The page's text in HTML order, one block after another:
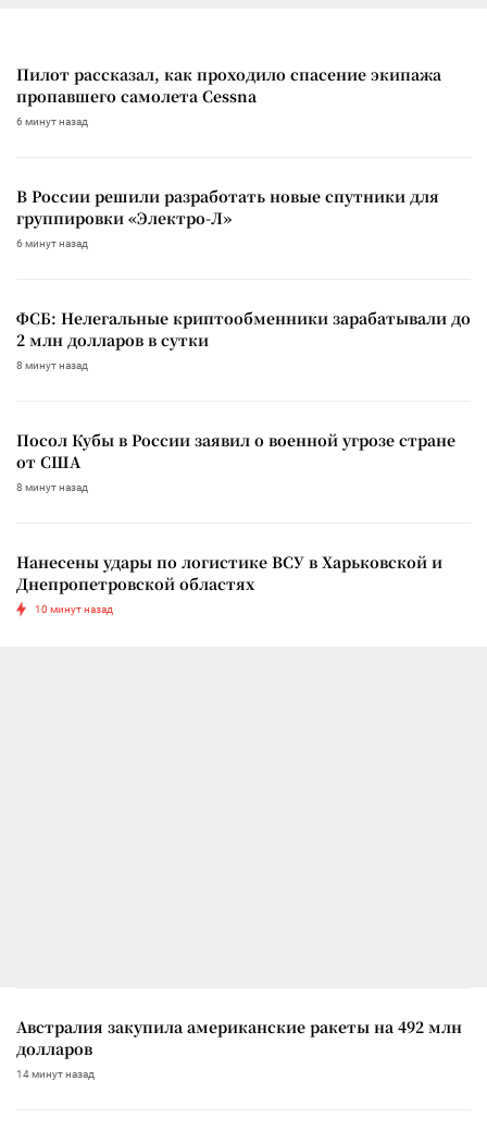
Пилот рассказал, как проходило спасение экипажа
пропавшего самолета Cessna
6 минут назад
В России решили разработать новые спутники для
группировки «Электро-Л»
6 минут назад
ФСБ: Нелегальные криптообменники зарабатывали до
2 млн долларов в сутки
8 минут назад
Посол Кубы в России заявил о военной угрозе стране
от США
8 минут назад
Нанесены удары по логистике ВСУ в Харьковской и
Днепропетровской областях
10 минут назад
Австралия закупила американские ракеты на 492 млн
долларов
14 минут назад